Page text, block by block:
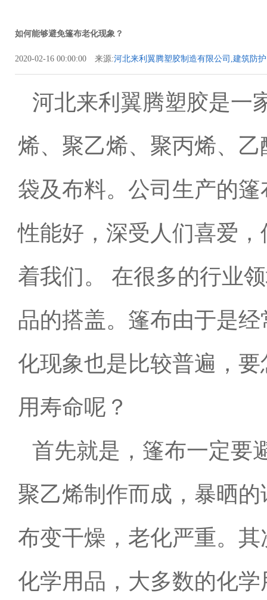
如何能够避免篷布老化现象？
2020-02-16 00:00:00 来源:河北来利翼腾塑胶制造有限公司,建筑防
河北来利翼腾塑胶是一
烯、聚乙烯、聚丙烯、
袋及布料。公司生产的
性能好，深受人们喜爱
着我们。 在很多的行业
品的搭盖。篷布由于是
化现象也是比较普遍，
用寿命呢？
首先就是，篷布一定要
聚乙烯制作而成，暴晒
布变干燥，老化严重。
化学用品，大多数的化